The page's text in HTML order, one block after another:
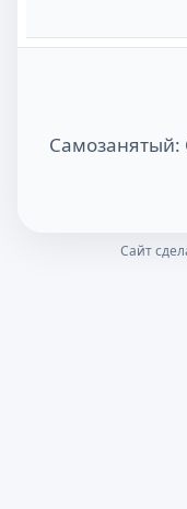
Самозанятый:
Сайт